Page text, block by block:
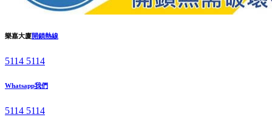
樂嘉大廈開鎖熱線
5114 5114
Whatsapp我們
5114 5114